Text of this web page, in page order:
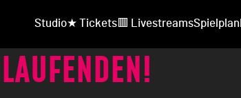
Studio★ Tickets🟥 LivestreamsSpielplan